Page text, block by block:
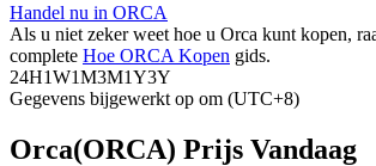
USDT-futures
Handel nu in ORCA
Als u niet zeker weet hoe u Orca kunt kopen,
complete Hoe ORCA Kopen gids.
24H1W1M3M1Y3Y
Gegevens bijgewerkt op om (UTC+8)
Orca(ORCA) Prijs Vandaag